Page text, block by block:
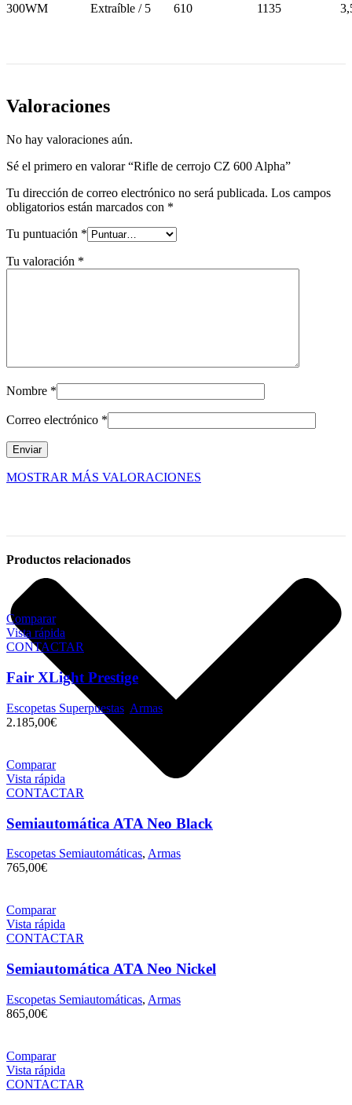
300WM Extraíble / 5 610 1135
Valoraciones
No hay valoraciones aún.
Sé el primero en valorar “Rifle de cerrojo CZ 600 Alpha”
Tu dirección de correo electrónico no será publicada. Los campos
obligatorios están marcados con *
Tu puntuación *
Tu valoración *
Nombre *
Correo electrónico *
MOSTRAR MÁS VALORACIONES
Productos relacionados
Comparar
Vista rápida
CONTACTAR
Fair XLight Prestige
Escopetas Superpuestas Armas
2.185,00€
Comparar
Vista rápida
CONTACTAR
Semiautomática ATA Neo Black
Escopetas Semiautomáticas, Armas
765,00€
Comparar
Vista rápida
CONTACTAR
Semiautomática ATA Neo Nickel
Escopetas Semiautomáticas, Armas
865,00€
Comparar
Vista rápida
CONTACTAR